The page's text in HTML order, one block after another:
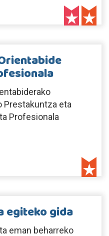
Prestakuntza eta
Profesionala
egiteko gida
eman beharreko